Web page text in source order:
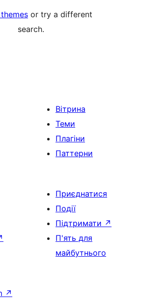
or try a different
search.
Вітрина
Теми
Плагіни
Паттерни
Приєднатися
Події
Підтримати ↗
П'ять для
майбутнього
↗